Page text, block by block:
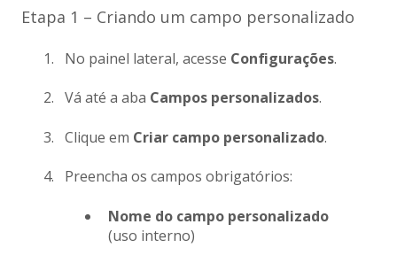
Etapa 1 – Criando um campo personalizado
No painel lateral, acesse Configurações.
Vá até a aba Campos personalizados.
Clique em Criar campo personalizado.
Preencha os campos obrigatórios:
Nome do campo personalizado
(uso interno)